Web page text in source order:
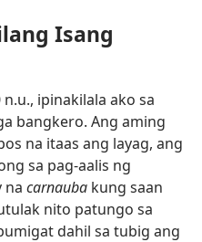
Isang
ipinakilala ako sa
bangkero. Ang aming
na itaas ang layag, ang
sa pag-aalis ng
na carnauba kung saan
nito patungo sa
dahil sa tubig ang